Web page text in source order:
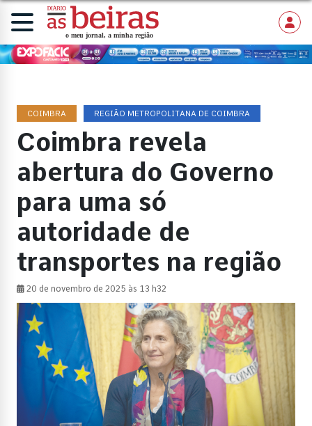
COIMBRA REGIÃO METROPOLITANA DE COIMBRA
Coimbra revela
abertura do Governo
para uma só
autoridade de
transportes na região
20 de novembro de 2025 às 13 h32